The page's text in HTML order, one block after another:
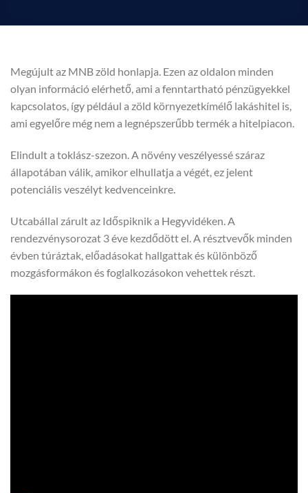
Megújult az MNB zöld honlapja. Ezen az oldalon minden
olyan információ elérhető, ami a fenntartható pénzügyekkel
kapcsolatos, így például a zöld környezetkímélő lakáshitel is,
ami egyelőre még nem a legnépszerűbb termék a hitelpiacon.
Elindult a toklász-szezon. A növény veszélyessé száraz
állapotában válik, amikor elhullatja a végét, ez jelent
potenciális veszélyt kedvenceinkre.
Utcabállal zárult az Időspiknik a Hegyvidéken. A
rendezvénysorozat 3 éve kezdődött el. A résztvevők minden
évben túráztak, előadásokat hallgattak és különböző
mozgásformákon és foglalkozásokon vehettek részt.